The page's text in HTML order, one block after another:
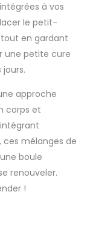
à vos
le petit-
en gardant
une petite cure
approche
corps et
mélanges de
boule
renouveler.
!